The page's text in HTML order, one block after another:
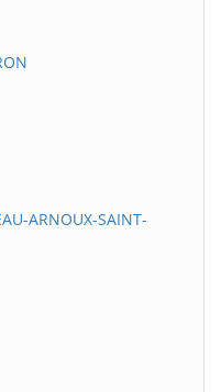
ARNOUX-SAINT-